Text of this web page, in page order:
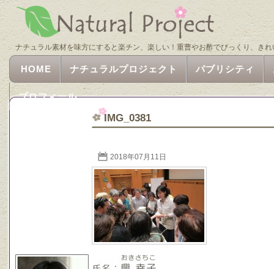
ナチュラル素材を味方にすると楽チン、楽しい！重曹やお酢でびっくり、きれ
HOME ナチュラルプロジェクト パブリシティ
プロフィール
IMG_0381
2018年07月11日